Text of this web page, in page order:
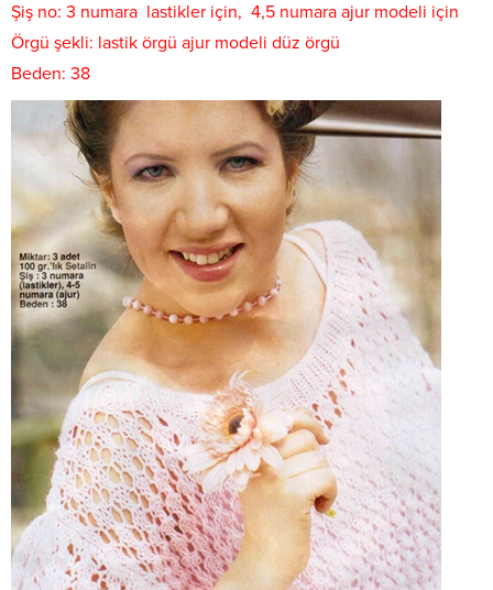
Şiş no: 3 numara lastikler için, 4,5 numara ajur modeli için
Örgü şekli: lastik örgü ajur modeli düz örgü
Beden: 38